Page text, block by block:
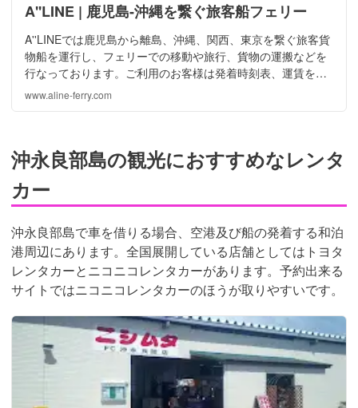
A''LINE | 鹿児島-沖縄を繋ぐ旅客船フェリー
A''LINEでは鹿児島から離島、沖縄、関西、東京を繋ぐ旅客貨
物船を運行し、フェリーでの移動や旅行、貨物の運搬などを
行なっております。ご利用のお客様は発着時刻表、運賃をご
確認、乗船のご予約などお気軽にお問い合わせください。
www.aline-ferry.com
沖永良部島の観光におすすめなレンタ
カー
沖永良部島で車を借りる場合、空港及び船の発着する和泊
港周辺にあります。全国展開している店舗としてはトヨタ
レンタカーとニコニコレンタカーがあります。予約出来る
サイトではニコニコレンタカーのほうが取りやすいです。